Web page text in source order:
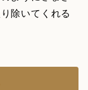
除いてくれる